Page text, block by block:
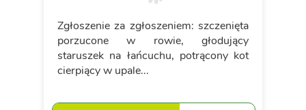
Zgłoszenie za zgłoszeniem: szczenięta
porzucone w rowie, głodujący
staruszek na łańcuchu, potrącony kot
cierpiący w upale...